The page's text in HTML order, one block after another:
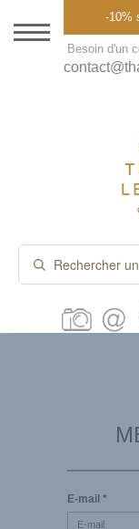
CURES ET
SOINS À LA
-10%
Besoin d'un
E-mail *